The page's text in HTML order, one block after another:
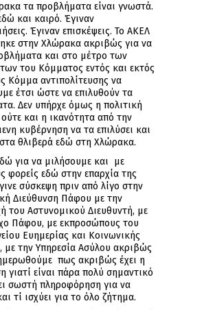
τα προβλήματα είναι γνωστά.
και καιρό. Έγιναν
Έγιναν επισκέψεις. Το ΑΚΕΛ
στην Χλώρακα ακριβώς για να
και στο μέτρο των
του Κόμματος εντός και εκτός
Κόμμα αντιπολίτευσης να
έτσι ώστε να επιλυθούν τα
Δεν υπήρχε όμως η πολιτική
και η ικανότητα από την
κυβέρνηση να τα επιλύσει και
θλιβερά εδώ στη Χλώρακα.
για να μιλήσουμε και με
φορείς εδώ στην επαρχία της
σύσκεψη πριν από λίγο στην
Διεύθυνση Πάφου με την
του Αστυνομικού Διευθυντή, με
Πάφου, με εκπροσώπους του
Ευημερίας και Κοινωνικής
με την Υπηρεσία Ασύλου ακριβώς
πως ακριβώς έχει η
γιατί είναι πάρα πολύ σημαντικό
σωστή πληροφόρηση για να
τί ισχύει για το όλο ζήτημα.